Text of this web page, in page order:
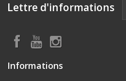
Lettre d'informations
Informations